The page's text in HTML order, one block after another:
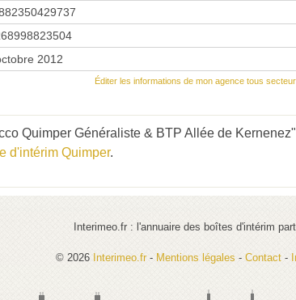
2012
Éditer les informations de mon agence tous
Quimper Généraliste & BTP Allée de
d'intérim Quimper.
Interimeo.fr : l'annuaire des boîtes d'intérim
© 2026 Interimeo.fr - Mentions légales - Contact -